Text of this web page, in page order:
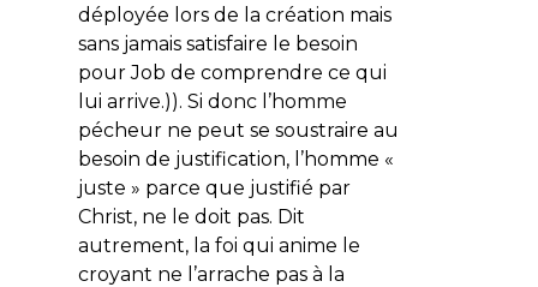
déployée lors de la création mais
sans jamais satisfaire le besoin
pour Job de comprendre ce qui
lui arrive.)). Si donc l’homme
pécheur ne peut se soustraire au
besoin de justification, l’homme «
juste » parce que justifié par
Christ, ne le doit pas. Dit
autrement, la foi qui anime le
croyant ne l’arrache pas à la